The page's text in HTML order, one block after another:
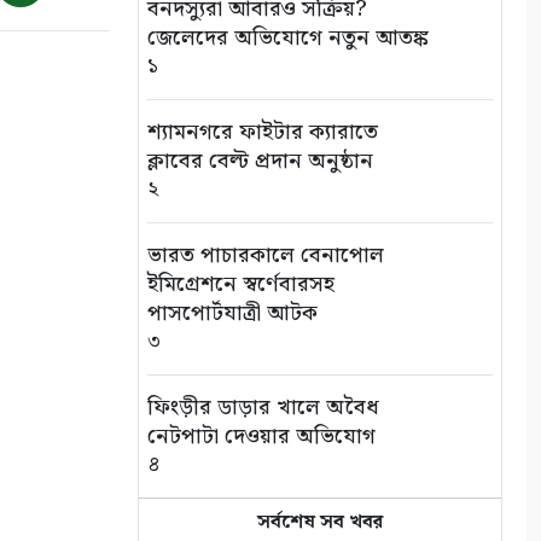
বিক্ষোভ মিছিল
১০
বনদস্যুরা আবারও সক্রিয়?
জেলেদের অভিযোগে নতুন আতঙ্ক
১
শ্যামনগরে ফাইটার ক্যারাতে
ক্লাবের বেল্ট প্রদান অনুষ্ঠান
২
ভারত পাচারকালে বেনাপোল
ইমিগ্রেশনে স্বর্ণেবারসহ
পাসপোর্টযাত্রী আটক
৩
ফিংড়ীর ডাড়ার খালে অবৈধ
নেটপাটা দেওয়ার অভিযোগ
৪
তালায় বিল থেকে যুবকের মৃতদেহ
সর্বশেষ সব খবর